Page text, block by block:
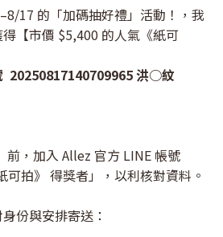
17 的「加碼抽好禮」活動！，我
【市價 $5,400 的人氣《紙可
20250817140709965 洪○紋
，加入 Allez 官方 LINE 帳號
可拍》 得獎者」，以利核對資料。
份與安排寄送：